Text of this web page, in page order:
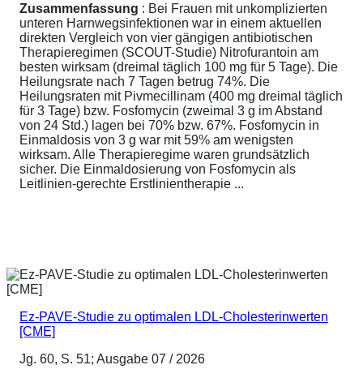
Zusammenfassung : Bei Frauen mit unkomplizierten
unteren Harnwegsinfektionen war in einem aktuellen
direkten Vergleich von vier gängigen antibiotischen
Therapieregimen (SCOUT-Studie) Nitrofurantoin am
besten wirksam (dreimal täglich 100 mg für 5 Tage). Die
Heilungsrate nach 7 Tagen betrug 74%. Die
Heilungsraten mit Pivmecillinam (400 mg dreimal täglich
für 3 Tage) bzw. Fosfomycin (zweimal 3 g im Abstand
von 24 Std.) lagen bei 70% bzw. 67%. Fosfomycin in
Einmaldosis von 3 g war mit 59% am wenigsten
wirksam. Alle Therapieregime waren grundsätzlich
sicher. Die Einmaldosierung von Fosfomycin als
Leitlinien-gerechte Erstlinientherapie ...
Ez-PAVE-Studie zu optimalen LDL-Cholesterinwerten
[CME]
Jg. 60, S. 51; Ausgabe 07 / 2026